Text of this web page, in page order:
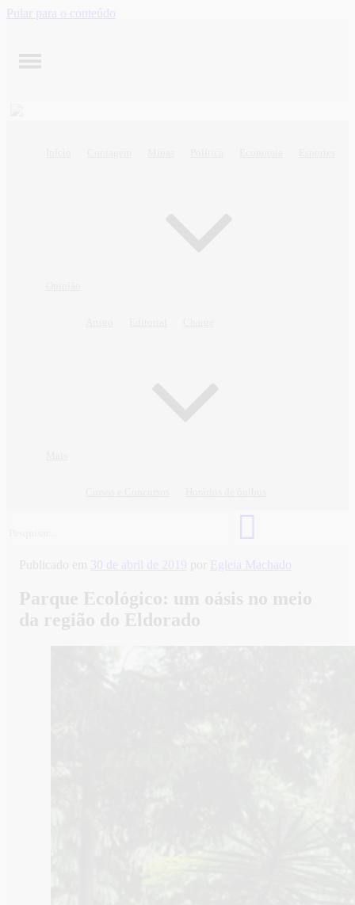
Pular para o conteúdo
Publicado em 30 de abril de 2019 por Egleia Machado
Parque Ecológico: um oásis no meio
da região do Eldorado